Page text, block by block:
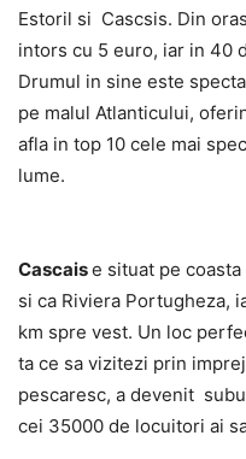
Estoril si Cascsis. Din
intors cu 5 euro, iar in 40
Drumul in sine este
pe malul Atlanticului,
afla in top 10 cele mai
lume.
Cascaise situat pe
si ca Riviera Portugheza,
km spre vest. Un loc
ta ce sa vizitezi prin
pescaresc, a devenit
cei 35000 de locuitori ai